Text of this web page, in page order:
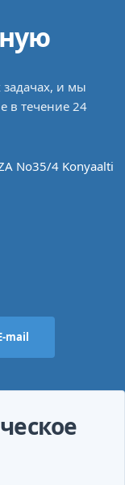
и мы
в течение 24
No35/4 Konyaalti
mail